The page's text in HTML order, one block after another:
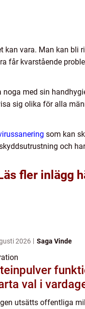
vara. Man kan bli
får kvarstående
med sin
sig olika för alla
som kan
och
fler inlägg
2026 Saga Vinde
funktion, nytta och
val i
utsätts offentliga